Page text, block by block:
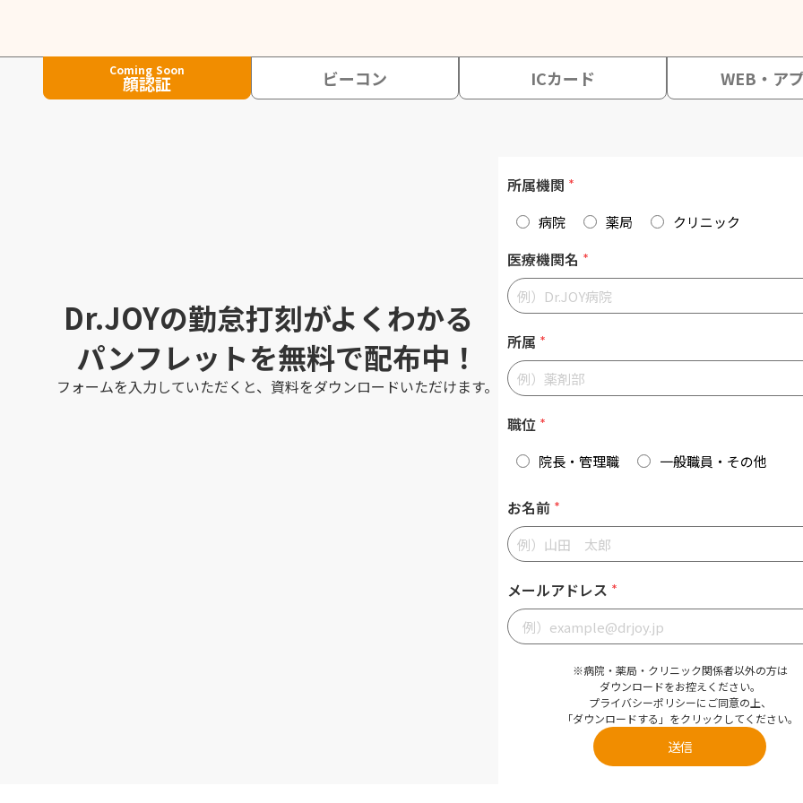
Coming Soon
顔認証 ビーコン ICカード WEB・ア
Dr.JOYの勤怠打刻がよくわかる
パンフレットを無料で配布中！
フォームを入力していただくと、資料をダウンロードいただけます。
所属機関 *
病院 薬局 クリニック
医療機関名 *
所属 *
職位 *
院長・管理職 一般職員・その他
お名前 *
メールアドレス *
※病院・薬局・クリニック関係者以外の方は
ダウンロードをお控えください。
プライバシーポリシーにご同意の上、
「ダウンロードする」をクリックしてください。
送信